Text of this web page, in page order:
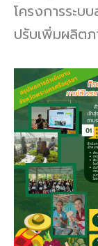
โครงการระบ
ปรับเพิ่มผลิต